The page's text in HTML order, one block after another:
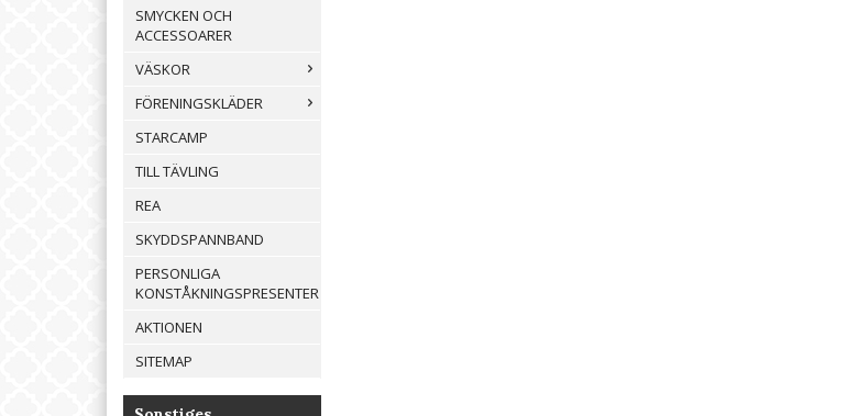
SMYCKEN OCH
ACCESSOARER
VÄSKOR
FÖRENINGSKLÄDER
STARCAMP
TILL TÄVLING
REA
SKYDDSPANNBAND
PERSONLIGA
KONSTÅKNINGSPRESENTER
AKTIONEN
SITEMAP